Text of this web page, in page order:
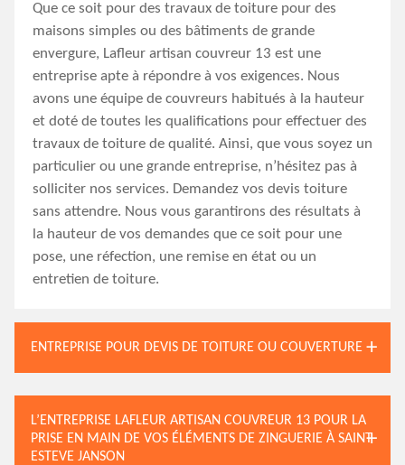
Que ce soit pour des travaux de toiture pour des
maisons simples ou des bâtiments de grande
envergure, Lafleur artisan couvreur 13 est une
entreprise apte à répondre à vos exigences. Nous
avons une équipe de couvreurs habitués à la hauteur
et doté de toutes les qualifications pour effectuer des
travaux de toiture de qualité. Ainsi, que vous soyez un
particulier ou une grande entreprise, n’hésitez pas à
solliciter nos services. Demandez vos devis toiture
sans attendre. Nous vous garantirons des résultats à
la hauteur de vos demandes que ce soit pour une
pose, une réfection, une remise en état ou un
entretien de toiture.
ENTREPRISE POUR DEVIS DE TOITURE OU COUVERTURE
L’ENTREPRISE LAFLEUR ARTISAN COUVREUR 13 POUR LA
PRISE EN MAIN DE VOS ÉLÉMENTS DE ZINGUERIE À SAINT
ESTEVE JANSON